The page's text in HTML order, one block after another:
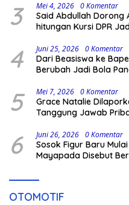
3 Mei 4, 2026 0 Komentar
Said Abdullah Dorong
hitungan Kursi DPR
4 Juni 25, 2026 0 Komentar
Dari Beasiswa ke
Berubah Jadi Bola
5 Mei 7, 2026 0 Komentar
Grace Natalie
Tanggung Jawab
6 Juni 26, 2026 0 Komentar
Sosok Figur Baru
Mayapada Disebut
OTOMOTIF